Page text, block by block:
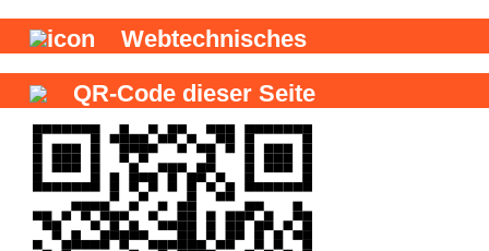
Webtechnisches
QR-Code dieser Seite